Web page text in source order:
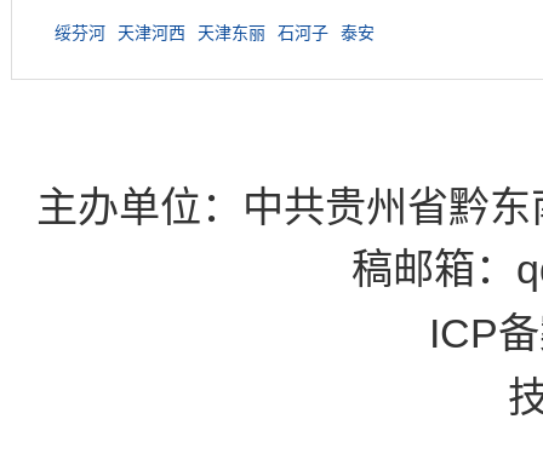
绥芬河 天津河西 天津东丽 石河子 泰安
主办单位：中共贵州省黔
稿邮箱：
ICP